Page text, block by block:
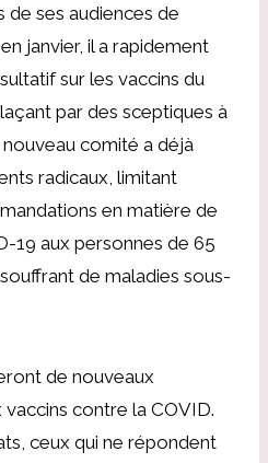
de ses audiences de
janvier, il a rapidement
sur les vaccins du
par des sceptiques à
comité a déjà
radicaux, limitant
en matière de
19 aux personnes de 65
de maladies sous-
de nouveaux
vaccins contre la COVID.
ceux qui ne répondent